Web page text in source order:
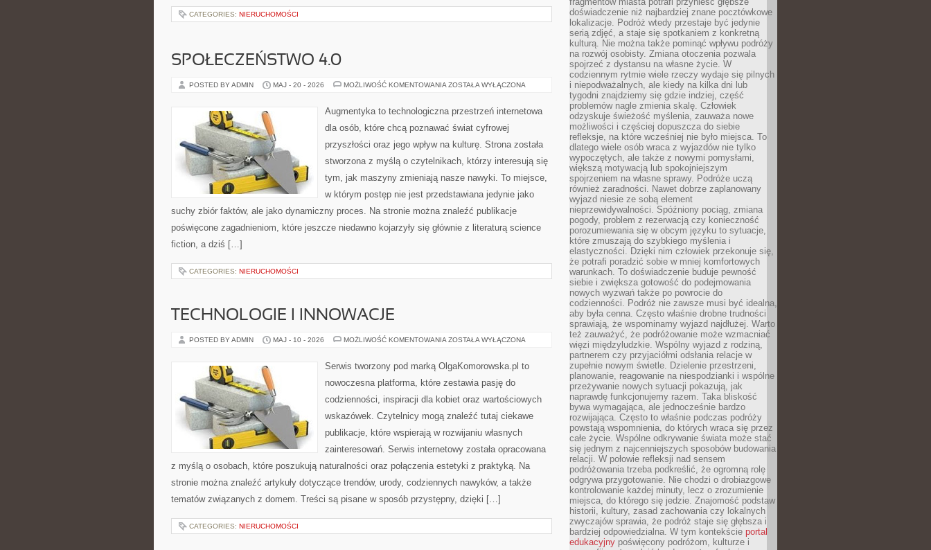
CATEGORIES: NIERUCHOMOŚCI
SPOŁECZEŃSTWO 4.0
POSTED BY ADMIN MAJ - 20 - 2026 MOŻLIWOŚĆ KOMENTOWANIA SPOŁECZEŃSTWO
ZOSTAŁA WYŁĄCZONA
Augmentyka to technologiczna przestrzeń internetowa
dla osób, które chcą poznawać świat cyfrowej
przyszłości oraz jego wpływ na kulturę. Strona została
stworzona z myślą o czytelnikach, którzy interesują się
tym, jak maszyny zmieniają nasze nawyki. To miejsce,
w którym postęp nie jest przedstawiana jedynie jako
suchy zbiór faktów, ale jako dynamiczny proces. Na stronie można znaleźć publikacje
poświęcone zagadnieniom, które jeszcze niedawno kojarzyły się głównie z literaturą science
fiction, a dziś […]
CATEGORIES: NIERUCHOMOŚCI
TECHNOLOGIE I INNOWACJE
POSTED BY ADMIN MAJ - 10 - 2026 MOŻLIWOŚĆ KOMENTOWANIA TECHNOLOGIE
ZOSTAŁA WYŁĄCZONA
Serwis tworzony pod marką OlgaKomorowska.pl to
nowoczesna platforma, które zestawia pasję do
codzienności, inspiracji dla kobiet oraz wartościowych
wskazówek. Czytelnicy mogą znaleźć tutaj ciekawe
publikacje, które wspierają w rozwijaniu własnych
zainteresowań. Serwis internetowy została opracowana
z myślą o osobach, które poszukują naturalności oraz połączenia estetyki z praktyką. Na
stronie można znaleźć artykuły dotyczące trendów, urody, codziennych nawyków, a także
tematów związanych z domem. Treści są pisane w sposób przystępny, dzięki […]
CATEGORIES: NIERUCHOMOŚCI
doświadczenie niż najbardziej znane pocztówkowe
lokalizacje. Podróż wtedy przestaje być jedynie
serią zdjęć, a staje się spotkaniem z konkretną
kulturą. Nie można także pominąć wpływu podróży
na rozwój osobisty. Zmiana otoczenia pozwala
spojrzeć z dystansu na własne życie. W
codziennym rytmie wiele rzeczy wydaje się pilnych
i niepodważalnych, ale kiedy na kilka dni lub
tygodni znajdziemy się gdzie indziej, część
problemów nagle zmienia skalę. Człowiek
odzyskuje świeżość myślenia, zauważa nowe
możliwości i częściej dopuszcza do siebie
refleksje, na które wcześniej nie było miejsca. To
dlatego wiele osób wraca z wyjazdów nie tylko
wypoczętych, ale także z nowymi pomysłami,
większą motywacją lub spokojniejszym
spojrzeniem na własne sprawy. Podróże uczą
również zaradności. Nawet dobrze zaplanowany
wyjazd niesie ze sobą element
nieprzewidywalności. Spóźniony pociąg, zmiana
pogody, problem z rezerwacją czy konieczność
porozumiewania się w obcym języku to sytuacje,
które zmuszają do szybkiego myślenia i
elastyczności. Dzięki nim człowiek przekonuje się,
że potrafi poradzić sobie w mniej komfortowych
warunkach. To doświadczenie buduje pewność
siebie i zwiększa gotowość do podejmowania
nowych wyzwań także po powrocie do
codzienności. Podróż nie zawsze musi być idealna,
aby była cenna. Często właśnie drobne trudności
sprawiają, że wspominamy wyjazd najdłużej. Warto
też zauważyć, że podróżowanie może wzmacniać
więzi międzyludzkie. Wspólny wyjazd z rodziną,
partnerem czy przyjaciółmi odsłania relacje w
zupełnie nowym świetle. Dzielenie przestrzeni,
planowanie, reagowanie na niespodzianki i wspólne
przeżywanie nowych sytuacji pokazują, jak
naprawdę funkcjonujemy razem. Taka bliskość
bywa wymagająca, ale jednocześnie bardzo
rozwijająca. Często to właśnie podczas podróży
powstają wspomnienia, do których wraca się przez
całe życie. Wspólne odkrywanie świata może stać
się jednym z najcenniejszych sposobów budowania
relacji. W połowie refleksji nad sensem
podróżowania trzeba podkreślić, że ogromną rolę
odgrywa przygotowanie. Nie chodzi o drobiazgowe
kontrolowanie każdej minuty, lecz o zrozumienie
miejsca, do którego się jedzie. Znajomość podstaw
historii, kultury, zasad zachowania czy lokalnych
zwyczajów sprawia, że podróż staje się głębsza i
bardziej odpowiedzialna. W tym kontekście portal
edukacyjny poświęcony podróżom, kulturze i